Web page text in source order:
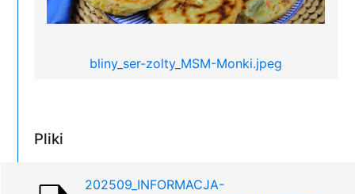
bliny_ser-zolty_MSM-Monki.jpeg
Pliki
202509_INFORMACJA-